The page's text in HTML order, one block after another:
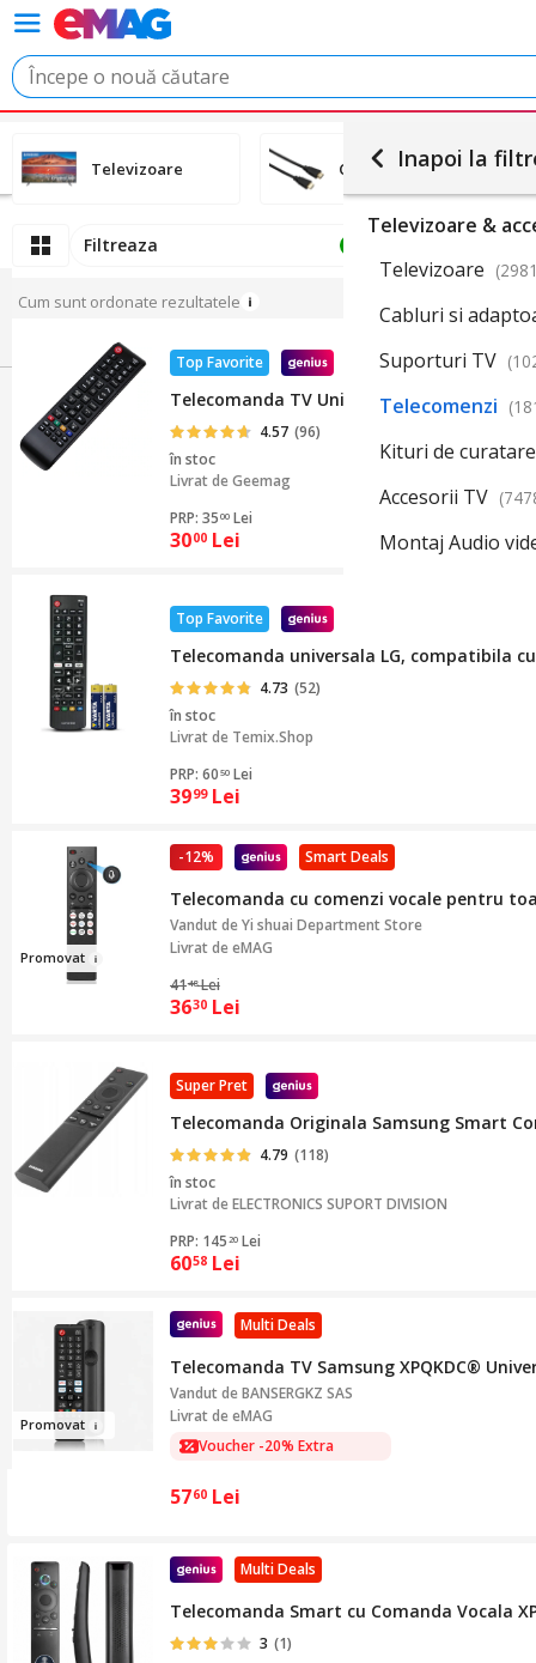
Inapoi la
Televizoare &
Televizoare
Cabluri si
Suporturi TV
Telecomenzi
Kituri de
Accesorii TV
Montaj Audio
Televizoare Cabluri si adaptoare
Filtreaza
Cum sunt ordonate rezultatele
Top Favorite
Telecomanda TV Universala, Compatibila
4.57 (96)
în stoc
Livrat deGeemag
PRP: 35 00 Lei
3000 Lei
Top Favorite
Telecomanda universala LG, compatibila
4.73 (52)
în stoc
Livrat de Temix.Shop
PRP: 60 50 Lei
3999 Lei
Promovat
Smart Deals
-12%
Telecomanda cu comenzi vocale pentru
Vandut deYi shuai Department Store
Livrat de eMAG
4148 Lei
3630 Lei
Super Pret
Telecomanda Originala Samsung Smart
4.79 (118)
în stoc
Livrat deELECTRONICS SUPORT DIVISION
PRP: 145 20 Lei
6058 Lei
Promovat
Multi Deals
Telecomanda TV Samsung XPQKDC®
Vandut deBANSERGKZ SAS
Livrat de eMAG
Voucher -20% Extra
5760 Lei
Multi Deals
Telecomanda Smart cu Comanda Vocala
3 (1)